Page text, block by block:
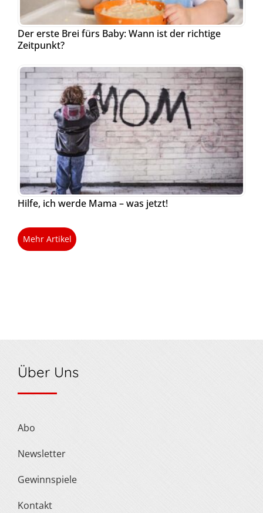
Der erste Brei fürs Baby: Wann ist der richtige
Zeitpunkt?
Hilfe, ich werde Mama – was jetzt!
Mehr Artikel
Über Uns
Abo
Newsletter
Gewinnspiele
Kontakt